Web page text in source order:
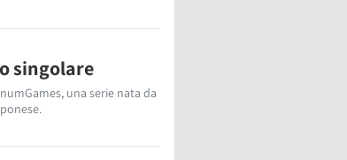
singolare
una serie nata da